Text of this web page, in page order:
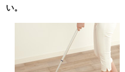
い。